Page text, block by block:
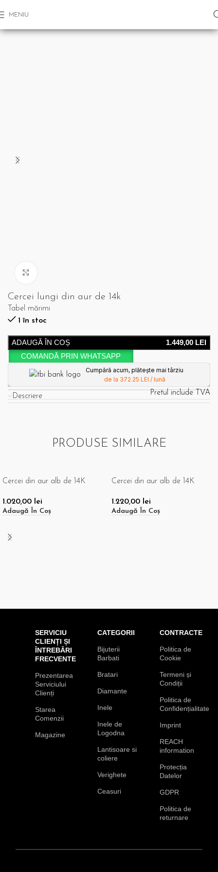
MENIU
Cercei lungi din aur de 14k
Tabel mărimi
1 în stoc
1.449,00 LEI
ADAUGĂ ÎN COȘ
Cumpără acum, plătește mai târziu
de la 372.25 LEI / lună
COMANDĂ PRIN WHATSAPP
Pretul include TVA
Descriere
PRODUSE SIMILARE
Cercei din aur alb de 14K
1.020,00 lei
Adaugă În Coș
Cercei din aur alb de 14K
1.220,00 lei
Adaugă În Coș
SERVICIU
CLIENȚI ȘI
ÎNTREBĂRI
FRECVENTE
Prezentarea
Serviciului
Clienți
Starea
Comenzii
Magazine
CATEGORII
Bijuterii
Barbati
Bratari
Diamante
Inele
Inele de
Logodna
Lantisoare si
coliere
Verighete
Ceasuri
CONTRACTE
Politica de
Cookie
Termeni și
Condiții
Politica de
Confidențialitate
Imprint
REACH
information
Protecția
Datelor
GDPR
Politica de
returnare